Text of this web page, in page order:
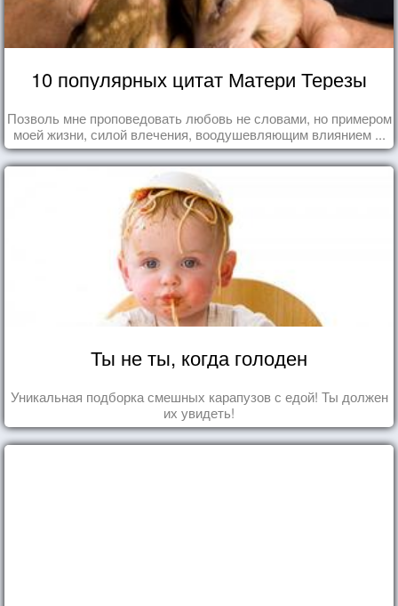
10 популярных цитат Матери Терезы
Позволь мне проповедовать любовь не словами, но примером
моей жизни, силой влечения, воодушевляющим влиянием ...
Ты не ты, когда голоден
Уникальная подборка смешных карапузов с едой! Ты должен
их увидеть!